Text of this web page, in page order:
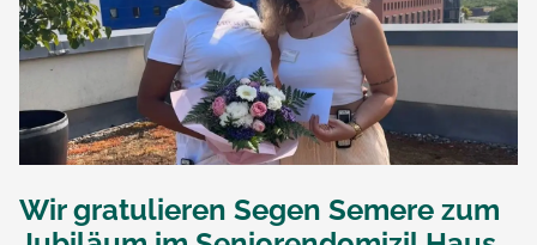
Wir gratulieren Segen Semere zum